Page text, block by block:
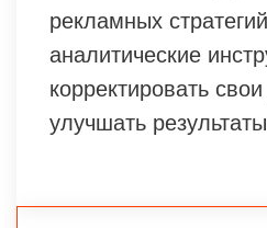
рекламных
аналитические
корректировать
улучшать